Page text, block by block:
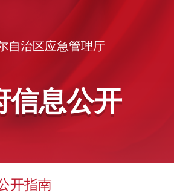
自治区应急管理厅
信息公开
开指南